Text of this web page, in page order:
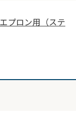
プロン用（ステ